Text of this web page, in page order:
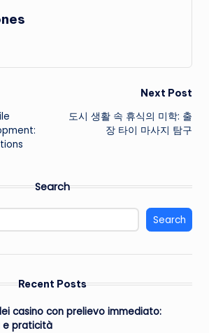
:
Next Post
도시 생활 속 휴식의 미학: 출
장 타이 마사지 탐구
Search
Search
Recent Posts
casino con prelievo immediato:
e praticità